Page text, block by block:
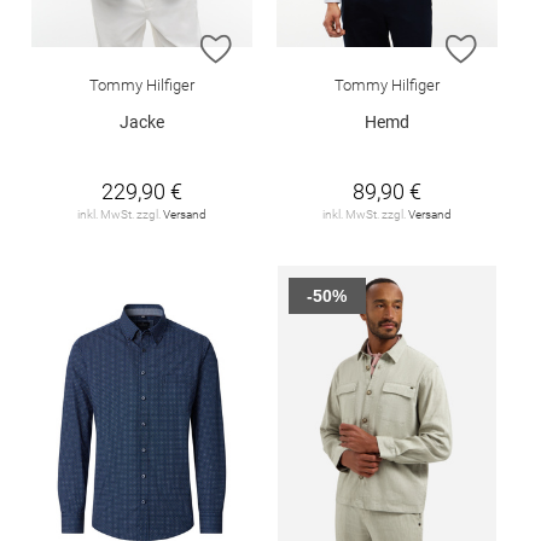
ZUR WUNSCHLISTE HINZUFÜGEN
Tommy Hilfiger
Jacke
229,90 €
inkl. MwSt. zzgl. Versand
ZUR
Tommy Hilfiger
Hemd
89,90 €
inkl. MwSt. zzgl. Versand
-50%